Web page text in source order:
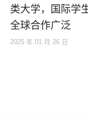
类大学，国际学
全球合作广泛
2025 年 01 月 26 日